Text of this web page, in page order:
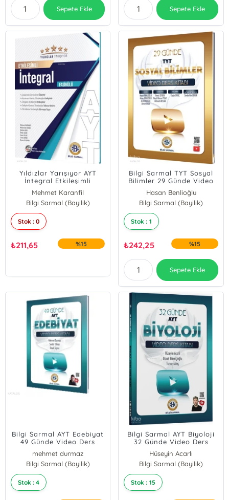
Sepete Ekle Sepete Ekle
Yıldızlar Yarışıyor AYT
İntegral Etkileşimli
Mehmet Karanfil
Muharrem Ersen
Bilgi Sarmal (Bayilik)
Stok : 0
₺211,65 %15
Bilgi Sarmal TYT Sosyal
Bilimler 29 Günde Video
Ders Kitabı
Hasan Benlioğlu
İsmail Zeybek
Bilgi Sarmal (Bayilik)
Stok : 1
₺242,25 %15
Sepete Ekle
Bilgi Sarmal AYT Edebiyat
49 Günde Video Ders
Kitabı
mehmet durmaz
Serdal Yılmaz
Emek Taştan
Bilgi Sarmal (Bayilik)
Stok : 4
Bilgi Sarmal AYT Biyoloji
32 Günde Video Ders
Hüseyin Acarlı
Tuncay Ateş
Bilgi Sarmal (Bayilik)
Stok : 15